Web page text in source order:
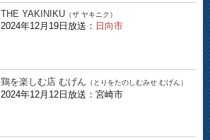
THE YAKINIKU （ザ ヤキニク）
2024年12月19日放送： 日向市
鶏を楽しむ店 むげん （とりをたのしむみせ むげん）
2024年12月12日放送：宮崎市